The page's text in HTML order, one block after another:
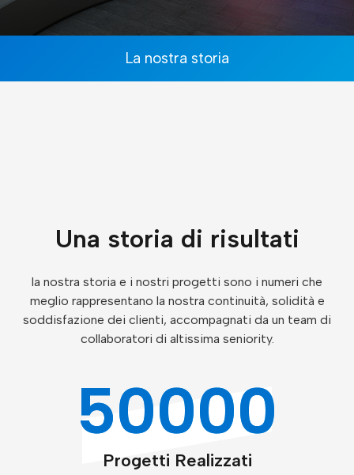
La nostra storia
Una storia di risultati
la nostra storia e i nostri progetti sono i numeri che
meglio rappresentano la nostra continuità, solidità e
soddisfazione dei clienti, accompagnati da un team di
collaboratori di altissima seniority.
50000
Progetti Realizzati